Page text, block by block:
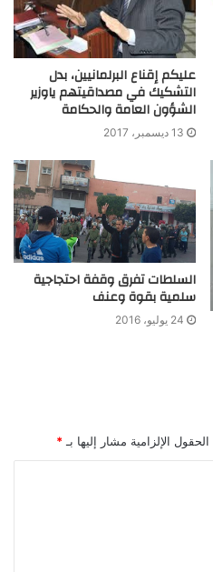
عليكم إقناع البرلمانيين، بدل
التشكيك في مصداقيتهم ياوزير
الشؤون العامة والحكامة
13 ديسمبر، 2017
السلطات تفرق وقفة احتجاجية
سلمية بقوة وعنف
24 يوليو، 2016
الحقول الإلزامية مشار إليها بـ *